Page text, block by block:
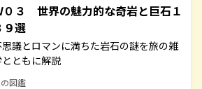
０３ 世界の魅力的な奇岩と巨石１
９選
議とロマンに満ちた岩石の謎を旅の雑
ともに解説
図鑑